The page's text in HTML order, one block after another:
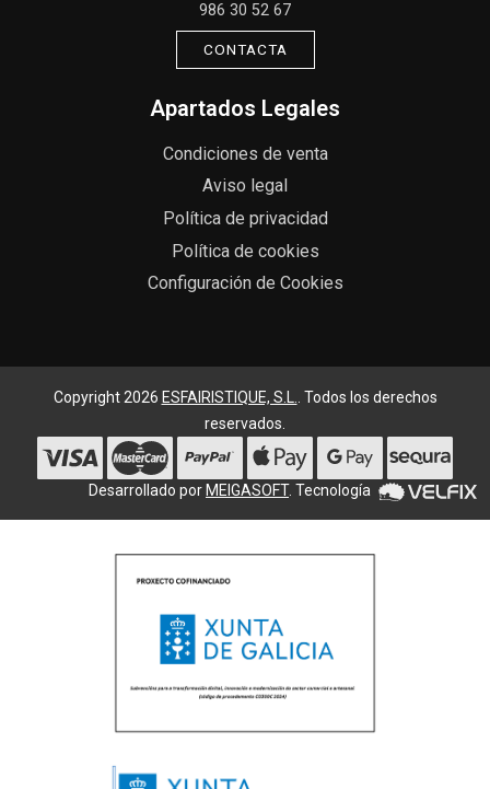
986 30 52 67
CONTACTA
Apartados Legales
Condiciones de venta
Aviso legal
Política de privacidad
Política de cookies
Configuración de Cookies
Copyright 2026 ESFAIRISTIQUE, S.L.. Todos los derechos
reservados.
Desarrollado por MEIGASOFT. Tecnología